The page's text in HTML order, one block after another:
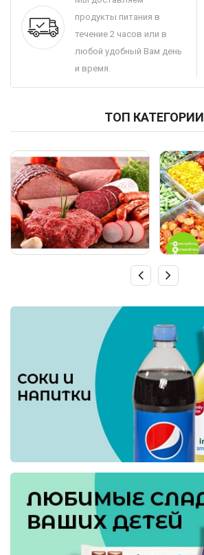
продукты питания в
течение 2 часов или в
любой удобный Вам день
и время.
ТОП КАТЕГОРИИ